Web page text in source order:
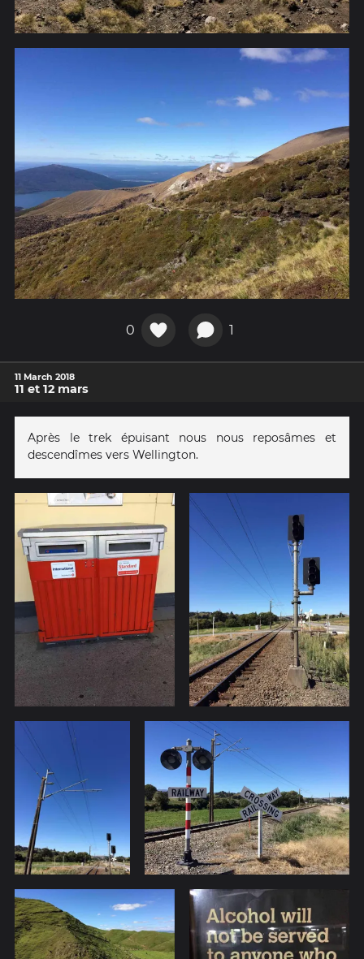
0 1
11 March 2018
11 et 12 mars
Après le trek épuisant nous nous reposâmes et
descendîmes vers Wellington.